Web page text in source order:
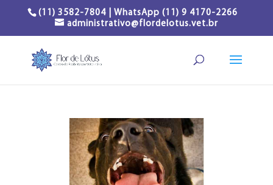
(11) 3582-7804 | WhatsApp (11) 9 4170-2266
administrativo@flordelotus.vet.br